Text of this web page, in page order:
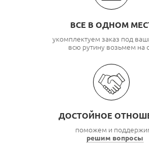
ВСЕ В ОДНОМ
укомплектуем заказ под
всю рутину возьмем на
ДОСТОЙНОЕ
поможем и
решим вопросы